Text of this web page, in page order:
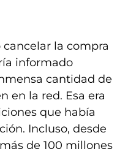
cancelar la compra
informado
cantidad de
en la red. Esa era
que había
Incluso, desde
de 100 millones